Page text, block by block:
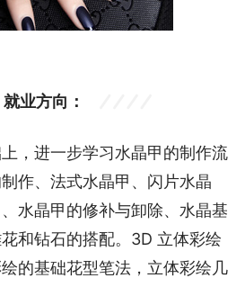
就业方向：
，进一步学习水晶甲的制作流
作、法式水晶甲、闪片水晶
水晶甲的修补与卸除、水晶基
和钻石的搭配。3D 立体彩绘
的基础花型笔法，立体彩绘几